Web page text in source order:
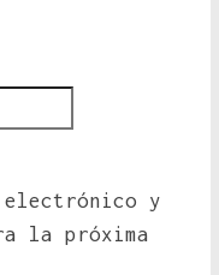
electrónico y
la próxima